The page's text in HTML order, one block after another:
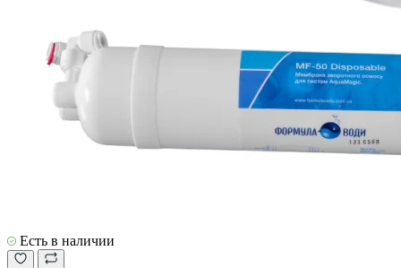
Есть в наличии